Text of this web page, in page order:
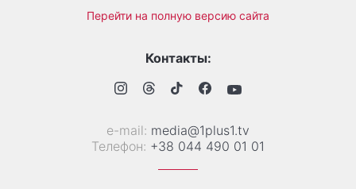
Перейти на полную версию сайта
Контакты:
е-mail: media@1plus1.tv
Телефон: +38 044 490 01 01